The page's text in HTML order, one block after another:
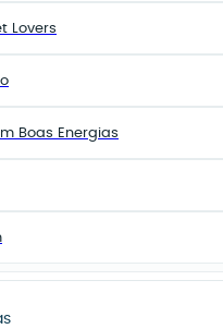
Lovers
Boas Energias